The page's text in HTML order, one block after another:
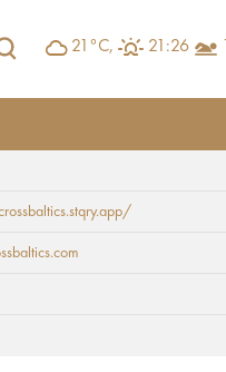
21°C, 21:26